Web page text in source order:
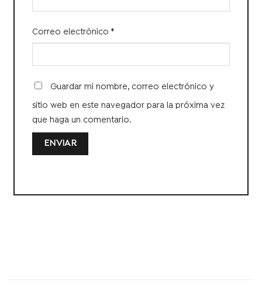
Correo electrónico *
Guardar mi nombre, correo electrónico y
sitio web en este navegador para la próxima vez
que haga un comentario.